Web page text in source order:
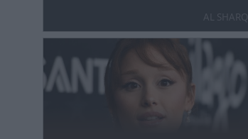
AL SHARQ